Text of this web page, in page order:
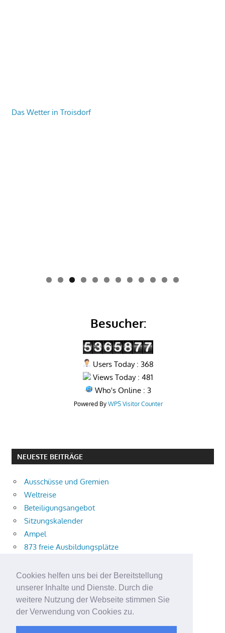
Cookies helfen uns bei der Bereitstellung
unserer Inhalte und Dienste. Durch die
weitere Nutzung der Webseite stimmen Sie
der Verwendung von Cookies zu.
Das Wetter in Troisdorf
0 1 2
Besucher:
Users Today : 368
Views Today : 481
Who's Online : 3
Powered By WPS Visitor Counter
NEUESTE BEITRÄGE
Ausschüsse und Gremien
Weltreise
Beteiligungsangebot
Sitzungskalender
Ampel
873 freie Ausbildungsplätze
Aktuelle Verkehrsmeldungen
Terracliff
Wärmeplanung
Demokratie-Tag 2026
Neuer Jahrgang